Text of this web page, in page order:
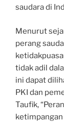
saudara di
Menurut
perang
tidak adil
ini dapat
PKI dan
Taufik,